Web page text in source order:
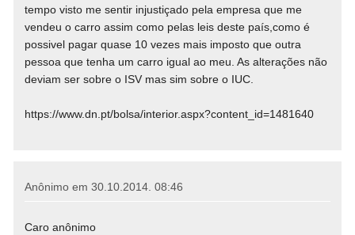
tempo visto me sentir injustiçado pela empresa que me
vendeu o carro assim como pelas leis deste país,como é
possivel pagar quase 10 vezes mais imposto que outra
pessoa que tenha um carro igual ao meu. As alterações não
deviam ser sobre o ISV mas sim sobre o IUC.
https://www.dn.pt/bolsa/interior.aspx?content_id=1481640
Anônimo em 30.10.2014. 08:46
Caro anônimo